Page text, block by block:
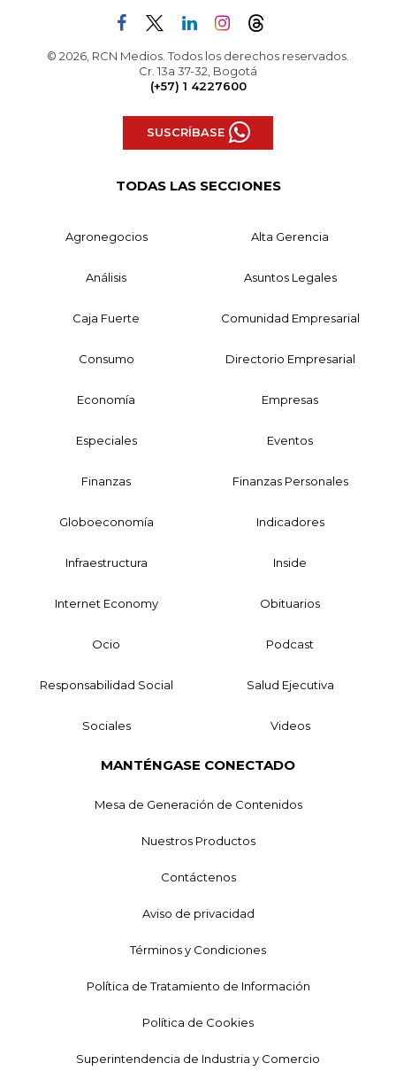
© 2026, RCN Medios. Todos los derechos reservados.
Cr. 13a 37-32, Bogotá
(+57) 1 4227600
SUSCRÍBASE
TODAS LAS SECCIONES
Agronegocios Alta Gerencia
Análisis Asuntos Legales
Caja Fuerte Comunidad Empresarial
Consumo Directorio Empresarial
Economía Empresas
Especiales Eventos
Finanzas Finanzas Personales
Globoeconomía Indicadores
Infraestructura Inside
Internet Economy Obituarios
Ocio Podcast
Responsabilidad Social Salud Ejecutiva
Sociales Videos
MANTÉNGASE CONECTADO
Mesa de Generación de Contenidos
Nuestros Productos
Contáctenos
Aviso de privacidad
Términos y Condiciones
Política de Tratamiento de Información
Política de Cookies
Superintendencia de Industria y Comercio